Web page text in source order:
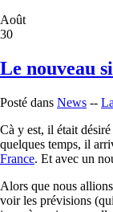
Août
30
Le nouveau
Posté dans News --
Cà y est, il était
quelques temps, il
France. Et avec un
Alors que nous
voir les prévisions